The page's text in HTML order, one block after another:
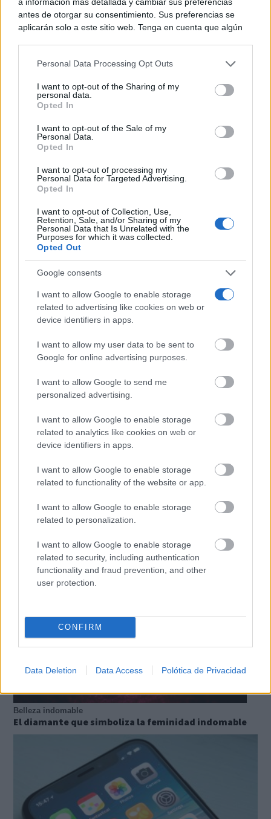
antes de otorgar su consentimiento. Sus preferencias se
aplicarán solo a este sitio web. Tenga en cuenta que algún
rechazar tal procesamiento. Puede cambiar sus preferencias
a este sitio y haciendo clic en el botón "Privacidad" en la
parte inferior de la página web.
Please note that this website/app uses one or more Google
services and may gather and store information including but
not limited to your visit or usage behaviour. You may click to
use your data for below specified purposes in below Google
consent section.
Personal Data Processing Opt Outs
I want to opt-out of the Sharing of my
personal data.
Opted In
I want to opt-out of the Sale of my
Personal Data.
Opted In
I want to opt-out of processing my
Personal Data for Targeted Advertising.
Opted In
I want to opt-out of Collection, Use,
Retention, Sale, and/or Sharing of my
Personal Data that Is Unrelated with the
Purposes for which it was collected.
Opted Out
Google consents
I want to allow Google to enable storage
related to advertising like cookies on web or
device identifiers in apps.
I want to allow my user data to be sent to
Google for online advertising purposes.
I want to allow Google to send me
personalized advertising.
I want to allow Google to enable storage
related to analytics like cookies on web or
device identifiers in apps.
I want to allow Google to enable storage
related to functionality of the website or app.
I want to allow Google to enable storage
related to personalization.
I want to allow Google to enable storage
related to security, including authentication
functionality and fraud prevention, and other
user protection.
CONFIRM
Data Deletion Data Access Polótica de Privacidad
¿Por qué se contagia?
No es tu imaginación
¿Ves caras en enchufes, coches o nubes? Tiene
explicación
¿De verdad hacen esto?
Belleza indomable
El diamante que simboliza la feminidad indomable